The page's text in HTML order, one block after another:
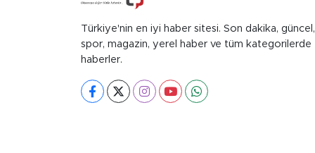
Türkiye'nin en iyi haber sitesi. Son dakika, güncel,
spor, magazin, yerel haber ve tüm kategorilerde
haberler.